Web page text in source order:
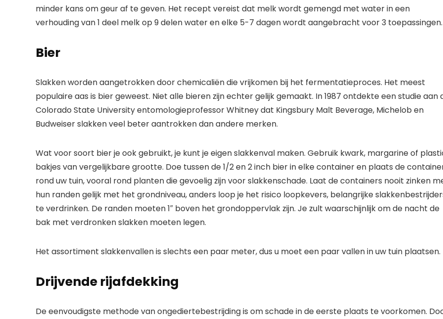
minder kans om geur af te geven. Het recept vereist dat melk wordt gemengd met water in een
verhouding van 1 deel melk op 9 delen water en elke 5-7 dagen wordt aangebracht voor 3 toepassingen.
Bier
Slakken worden aangetrokken door chemicaliën die vrijkomen bij het fermentatieproces. Het meest
populaire aas is bier geweest. Niet alle bieren zijn echter gelijk gemaakt. In 1987 ontdekte een studie aan
Colorado State University entomologieprofessor Whitney dat Kingsbury Malt Beverage, Michelob en
Budweiser slakken veel beter aantrokken dan andere merken.
Wat voor soort bier je ook gebruikt, je kunt je eigen slakkenval maken. Gebruik kwark, margarine of
bakjes van vergelijkbare grootte. Doe tussen de 1/2 en 2 inch bier in elke container en plaats de
rond uw tuin, vooral rond planten die gevoelig zijn voor slakkenschade. Laat de containers nooit zinken
hun randen gelijk met het grondniveau, anders loop je het risico loopkevers, belangrijke
te verdrinken. De randen moeten 1″ boven het grondoppervlak zijn. Je zult waarschijnlijk om de nacht de
bak met verdronken slakken moeten legen.
Het assortiment slakkenvallen is slechts een paar meter, dus u moet een paar vallen in uw tuin plaatsen.
Drijvende rijafdekking
De eenvoudigste methode van ongediertebestrijding is om schade in de eerste plaats te voorkomen.